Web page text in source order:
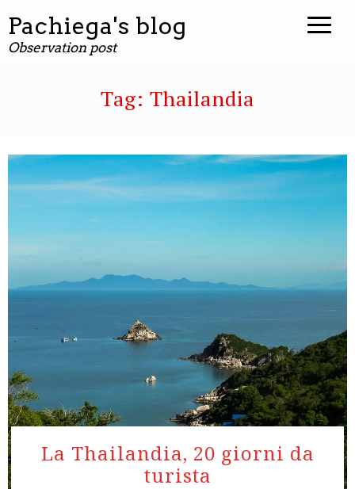
contenuto
Pachiega's blog
Observation post
Tag: Thailandia
La Thailandia, 20 giorni da
turista